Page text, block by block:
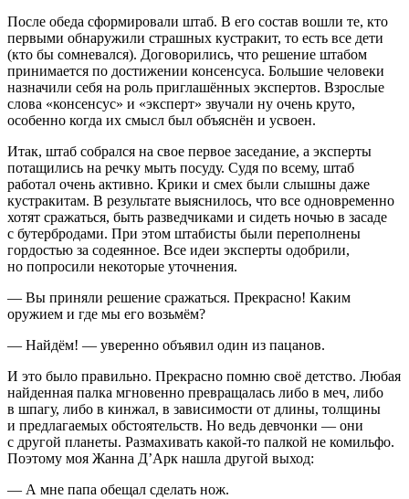
После обеда сформировали штаб. В его состав вошли те, кто
первыми обнаружили страшных кустракит, то есть все дети
(кто бы сомневался). Договорились, что решение штабом
принимается по достижении консенсуса. Большие человеки
назначили себя на роль приглашённых экспертов. Взрослые
слова «консенсус» и «эксперт» звучали ну очень круто,
особенно когда их смысл был объяснён и усвоен.
Итак, штаб собрался на свое первое заседание, а эксперты
потащились на речку мыть посуду. Судя по всему, штаб
работал очень активно. Крики и смех были слышны даже
кустракитам. В результате выяснилось, что все одновременно
хотят сражаться, быть разведчиками и сидеть ночью в засаде
с бутербродами. При этом штабисты были переполнены
гордостью за содеянное. Все идеи эксперты одобрили,
но попросили некоторые уточнения.
— Вы приняли решение сражаться. Прекрасно! Каким
оружием и где мы его возьмём?
— Найдём! — уверенно объявил один из пацанов.
И это было правильно. Прекрасно помню своё детство. Любая
найденная палка мгновенно превращалась либо в меч, либо
в шпагу, либо в кинжал, в зависимости от длины, толщины
и предлагаемых обстоятельств. Но ведь девчонки — они
с другой планеты. Размахивать какой-то палкой не комильфо.
Поэтому моя Жанна Д’Арк нашла другой выход:
— А мне папа обещал сделать нож.